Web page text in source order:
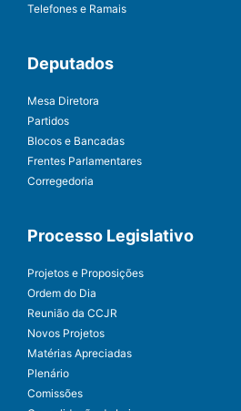
Telefones e Ramais
Deputados
Mesa Diretora
Partidos
Blocos e Bancadas
Frentes Parlamentares
Corregedoria
Processo Legislativo
Projetos e Proposições
Ordem do Dia
Reunião da CCJR
Novos Projetos
Matérias Apreciadas
Plenário
Comissões